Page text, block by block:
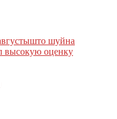
шуйна
высокую оценку